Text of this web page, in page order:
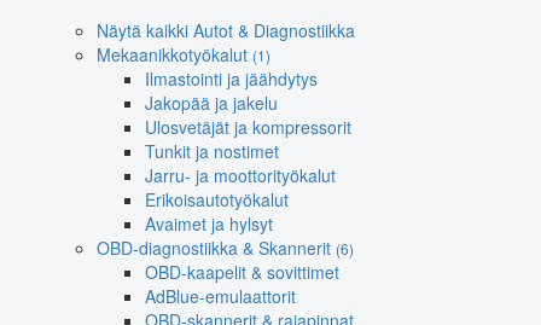
Näytä kaikki Autot & Diagnostiikka
Mekaanikkotyökalut (1)
Ilmastointi ja jäähdytys
Jakopää ja jakelu
Ulosvetäjät ja kompressorit
Tunkit ja nostimet
Jarru- ja moottorityökalut
Erikoisautotyökalut
Avaimet ja hylsyt
OBD-diagnostiikka & Skannerit (6)
OBD-kaapelit & sovittimet
AdBlue-emulaattorit
OBD-skannerit & rajapinnat